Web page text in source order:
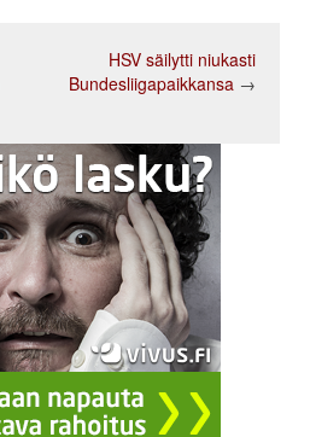
HSV säilytti niukasti
Bundesliigapaikkansa →